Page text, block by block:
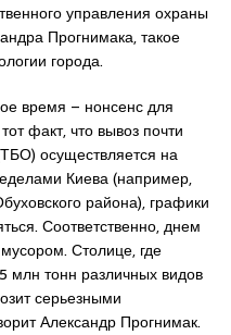
управления охраны
Прогнимака, такое
города.
время – нонсенс для
факт, что вывоз почти
осуществляется на
Киева (например,
района), графики
Соответственно, днем
Столице, где
млн тонн различных видов
серьезными
Александр Прогнимак.